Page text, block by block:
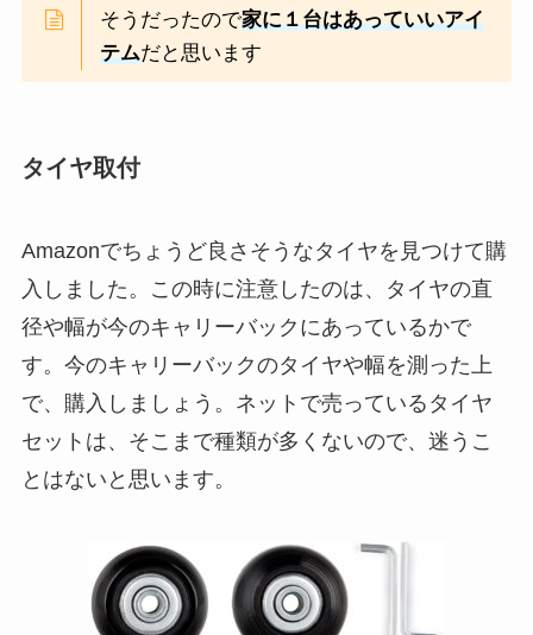
そうだったので家に１台はあっていいアイ
テムだと思います
タイヤ取付
Amazonでちょうど良さそうなタイヤを見つけて購
入しました。この時に注意したのは、タイヤの直
径や幅が今のキャリーバックにあっているかで
す。今のキャリーバックのタイヤや幅を測った上
で、購入しましょう。ネットで売っているタイヤ
セットは、そこまで種類が多くないので、迷うこ
とはないと思います。